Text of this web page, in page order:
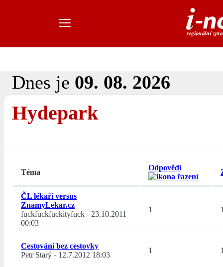
Dnes je 09. 08. 2026
Hydepark
Téma
Odpovědí
ČL lékaři versus
ZnamyLekar.cz
fuckfuckfuckityfuck - 23.10.2011
00:03
1
Cestování bez cestovky
Petr Starý - 12.7.2012 18:03
1